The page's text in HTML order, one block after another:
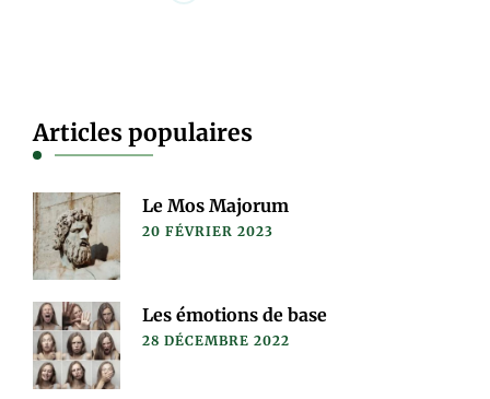
Articles populaires
Le Mos Majorum
20 FÉVRIER 2023
Les émotions de base
28 DÉCEMBRE 2022